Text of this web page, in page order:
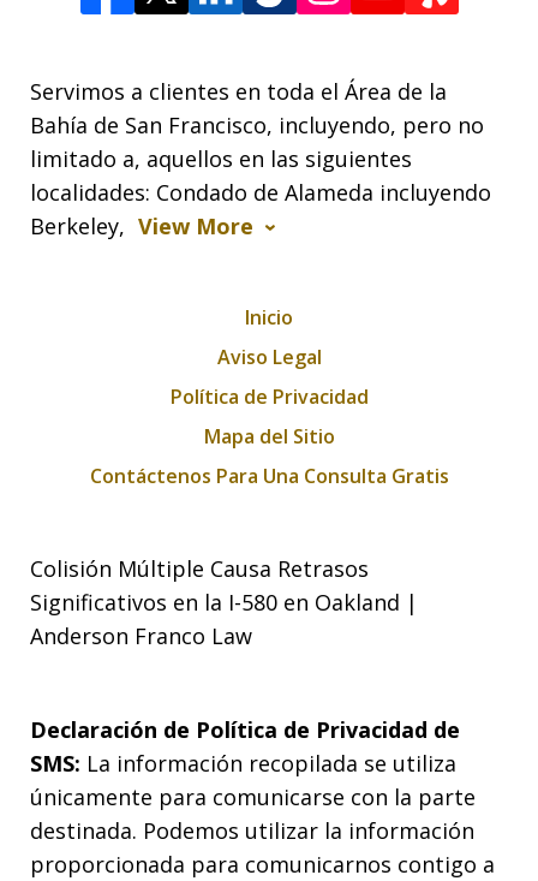
Servimos a clientes en toda el Área de la
Bahía de San Francisco, incluyendo, pero no
limitado a, aquellos en las siguientes
localidades: Condado de Alameda incluyendo
Berkeley, View More
Inicio
Aviso Legal
Política de Privacidad
Mapa del Sitio
Contáctenos Para Una Consulta Gratis
Colisión Múltiple Causa Retrasos
Significativos en la I-580 en Oakland |
Anderson Franco Law
Declaración de Política de Privacidad de
SMS: La información recopilada se utiliza
únicamente para comunicarse con la parte
destinada. Podemos utilizar la información
proporcionada para comunicarnos contigo a